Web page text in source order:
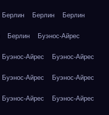
Берлин Берлин Берлин
Берлин Буэнос-Айрес
Буэнос-Айрес Буэнос-Айрес
Буэнос-Айрес Буэнос-Айрес
Буэнос-Айрес Буэнос-Айрес